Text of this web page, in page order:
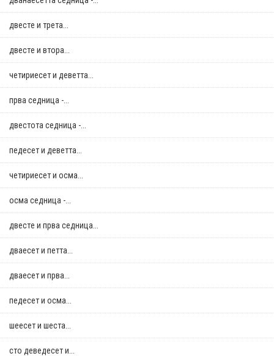
двестe и трета...
двестe и втора...
четириесет и деветта...
прва седница -...
двестота седница -...
педесет и деветта...
четириесет и осма...
осма седница -...
двестe и прва седница...
дваесет и петта...
дваесет и прва...
педесет и осма...
шеесет и шеста...
сто деведесет и...